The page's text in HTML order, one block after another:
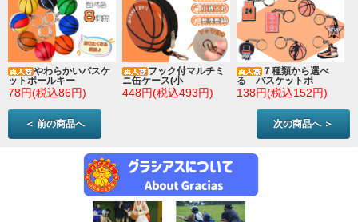
やわらかいバスケ
ットボールキー
78円(税込86円)
フック付マルチミ
ニ缶ケース(小
448円(税込493円)
７種類から選べ
る バスケットボ
138円(税込152円)
＜ 前の商品へ 次の商品へ ＞